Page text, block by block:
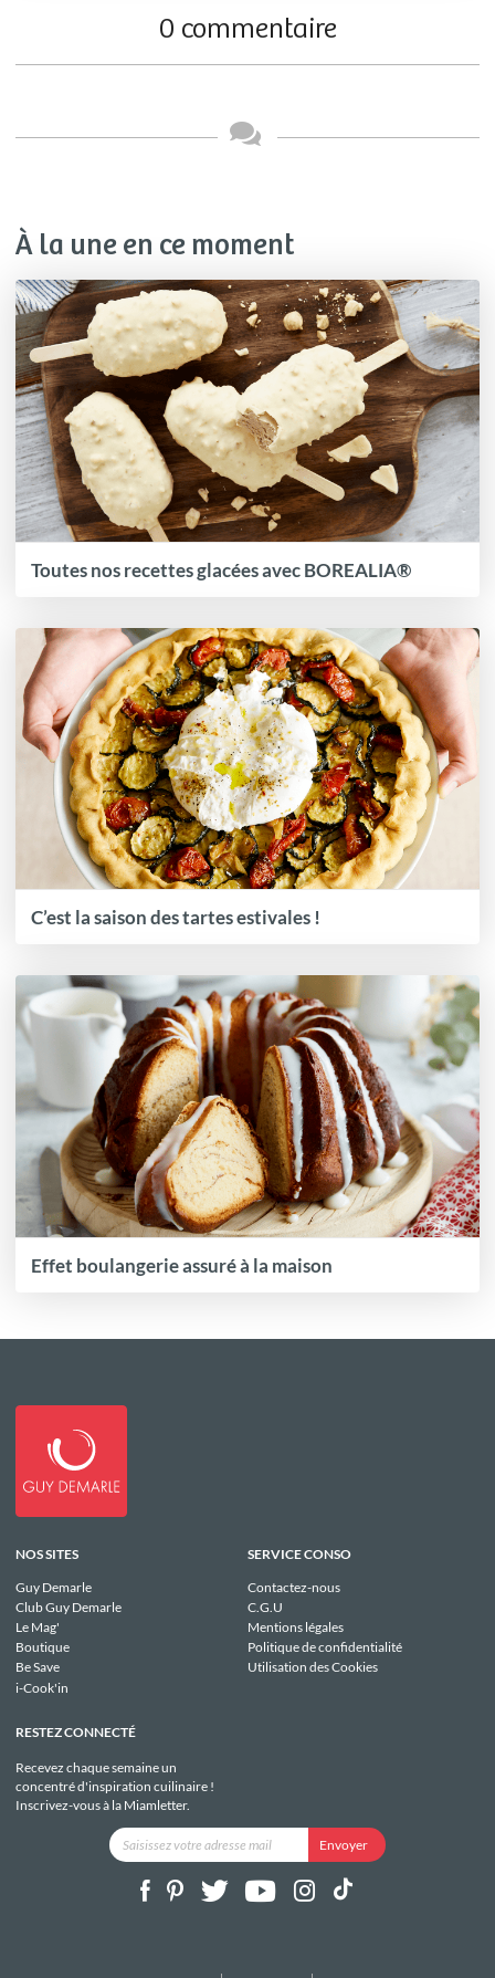
0 commentaire
À la une en ce moment
Toutes nos recettes glacées avec BOREALIA®
C’est la saison des tartes estivales !
Effet boulangerie assuré à la maison
NOS SITES
Guy Demarle
Club Guy Demarle
Le Mag'
Boutique
Be Save
i-Cook'in
SERVICE CONSO
Contactez-nous
C.G.U
Mentions légales
Politique de confidentialité
Utilisation des Cookies
RESTEZ CONNECTÉ
Recevez chaque semaine un
concentré d'inspiration cuilinaire !
Inscrivez-vous à la Miamletter.